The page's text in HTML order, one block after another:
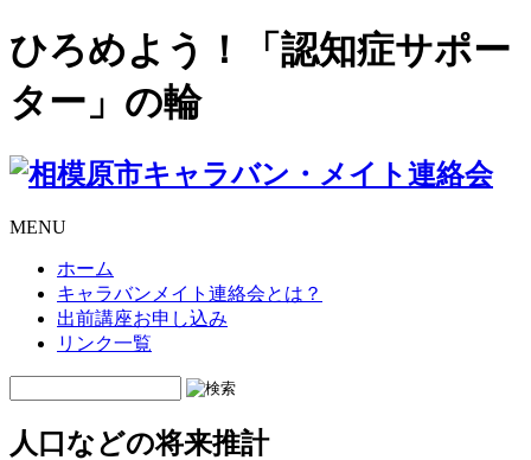
ひろめよう！「認知症サポー
ター」の輪
MENU
ホーム
キャラバンメイト連絡会とは？
出前講座お申し込み
リンク一覧
人口などの将来推計